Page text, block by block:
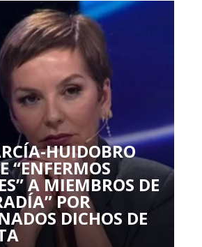
HUIDOBRO
“ENFERMOS
A MIEMBROS DE
POR
DICHOS DE